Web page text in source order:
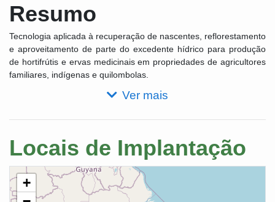
Resumo
Tecnologia aplicada à recuperação de nascentes, reflorestamento
e aproveitamento de parte do excedente hídrico para produção
de hortifrútis e ervas medicinais em propriedades de agricultores
familiares, indígenas e quilombolas.
Ver mais
Locais de Implantação
+